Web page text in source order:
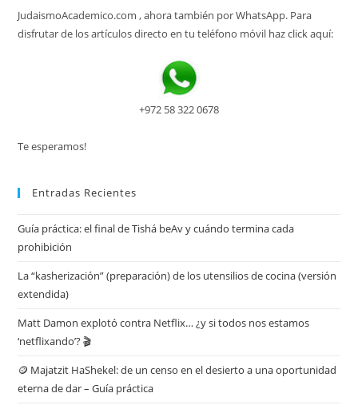
JudaismoAcademico.com , ahora también por WhatsApp. Para
disfrutar de los artículos directo en tu teléfono móvil haz click aquí:
+972 58 322 0678
Te esperamos!
Entradas Recientes
Guía práctica: el final de Tishá beAv y cuándo termina cada
prohibición
La “kasherización” (preparación) de los utensilios de cocina (versión
extendida)
Matt Damon explotó contra Netflix… ¿y si todos nos estamos
‘netflixando’? 🎬
🪙 Majatzit HaShekel: de un censo en el desierto a una oportunidad
eterna de dar – Guía práctica